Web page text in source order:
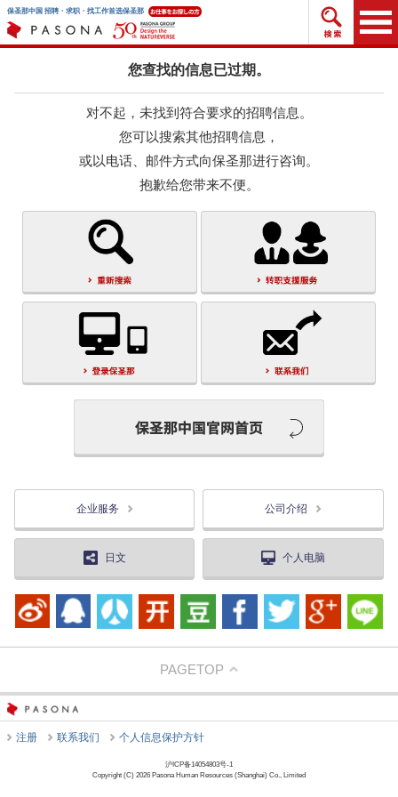
保圣那中国 招聘・求职・找工作首选保圣那 搜索
您查找的信息已过期。
对不起，未找到符合要求的招聘信息。
您可以搜索其他招聘信息，
或以电话、邮件方式向保圣那进行咨询。
抱歉给您带来不便。
企业服务 公司介绍
日文 个人电脑
PAGETOP
注册 联系我们 个人信息保护方针
沪ICP备14054803号-1
Copyright (C) 2026 Pasona Human Resources (Shanghai) Co., Limited